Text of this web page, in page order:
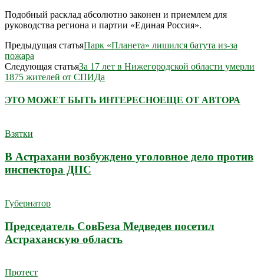
Подобный расклад абсолютно законен и приемлем для
руководства региона и партии «Единая Россия».
Предыдущая статьяПарк «Планета» лишился батута из-за
пожара
Следующая статьяЗа 17 лет в Нижегородской области умерли
1875 жителей от СПИДа
ЭТО МОЖЕТ БЫТЬ ИНТЕРЕСНОЕЩЕ ОТ АВТОРА
Взятки
В Астрахани возбуждено уголовное дело против
инспектора ДПС
Губернатор
Председатель СовБеза Медведев посетил
Астраханскую область
Протест